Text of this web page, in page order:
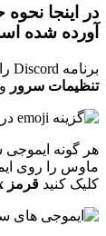
آورده شده
برنامه Discord را باز کنید و به سرور خود بروید. خودت را باز کن
تنظیمات سرور
هر گونه ایموجی
ماوس را روی
کلیک کنید قرمز x